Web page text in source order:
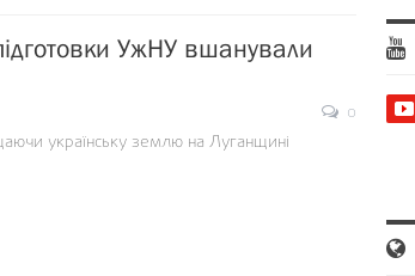
УжНУ вшанували
0
українську землю на Луганщині